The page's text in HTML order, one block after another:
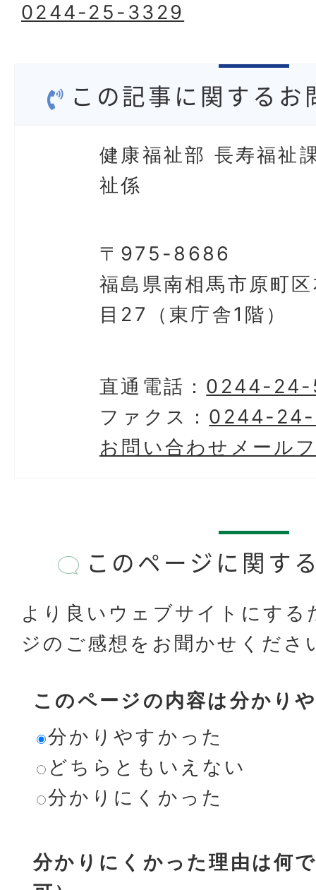
0244-25-3329
この記事に関するお
健康福祉部 長寿福祉
祉係
〒975-8686
福島県南相馬市原町
目27（東庁舎1階）
直通電話： 0244-
ファクス： 0244-
お問い合わせメール
このページに関す
より良いウェブサイトにする
ジのご感想をお聞かせくださ
このページの内容は分かり
分かりやすかった
どちらともいえない
分かりにくかった
分かりにくかった理由は何